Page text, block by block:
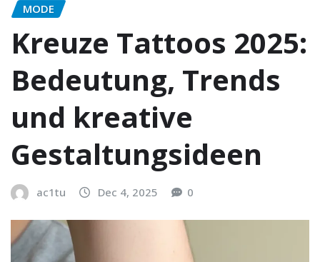
MODE
Kreuze Tattoos 2025:
Bedeutung, Trends
und kreative
Gestaltungsideen
ac1tu Dec 4, 2025 0